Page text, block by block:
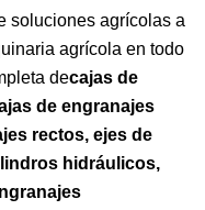
soluciones agrícolas a
agrícola en todo
decajas de
de engranajes
rectos, ejes de
hidráulicos,